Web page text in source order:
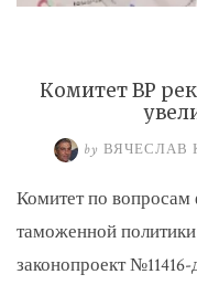
Комитет ВР
by ВЯЧЕСЛАВ
Комитет по вопросам
таможенной
законопроект